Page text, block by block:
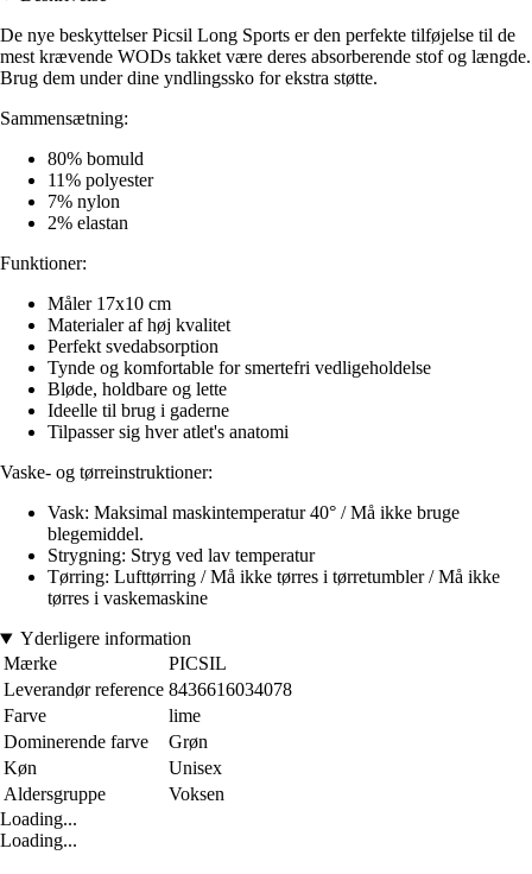
De nye beskyttelser Picsil Long Sports er den perfekte tilføjelse til de
mest krævende WODs takket være deres absorberende stof og længde.
Brug dem under dine yndlingssko for ekstra støtte.
Sammensætning:
80% bomuld
11% polyester
7% nylon
2% elastan
Funktioner:
Måler 17x10 cm
Materialer af høj kvalitet
Perfekt svedabsorption
Tynde og komfortable for smertefri vedligeholdelse
Bløde, holdbare og lette
Ideelle til brug i gaderne
Tilpasser sig hver atlet's anatomi
Vaske- og tørreinstruktioner:
Vask: Maksimal maskintemperatur 40° / Må ikke bruge
blegemiddel.
Strygning: Stryg ved lav temperatur
Tørring: Lufttørring / Må ikke tørres i tørretumbler / Må ikke
tørres i vaskemaskine
Yderligere information
Mærke
PICSIL
Leverandør reference 8436616034078
Farve
lime
Dominerende farve
Grøn
Køn
Unisex
Aldersgruppe
Voksen
Loading...
Loading...